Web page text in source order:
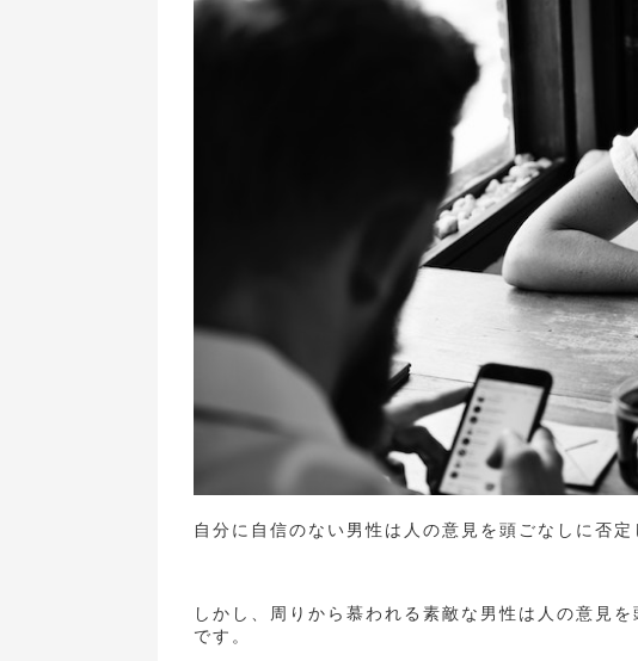
自分に自信のない男性は人の意見を頭ごなしに否定
しかし、周りから慕われる素敵な男性は人の意見
です。